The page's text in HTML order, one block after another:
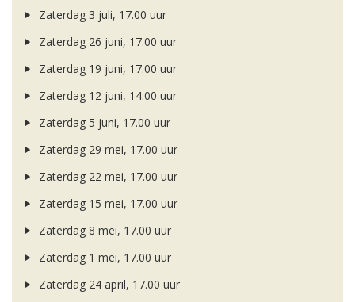
Zaterdag 3 juli, 17.00 uur
Zaterdag 26 juni, 17.00 uur
Zaterdag 19 juni, 17.00 uur
Zaterdag 12 juni, 14.00 uur
Zaterdag 5 juni, 17.00 uur
Zaterdag 29 mei, 17.00 uur
Zaterdag 22 mei, 17.00 uur
Zaterdag 15 mei, 17.00 uur
Zaterdag 8 mei, 17.00 uur
Zaterdag 1 mei, 17.00 uur
Zaterdag 24 april, 17.00 uur